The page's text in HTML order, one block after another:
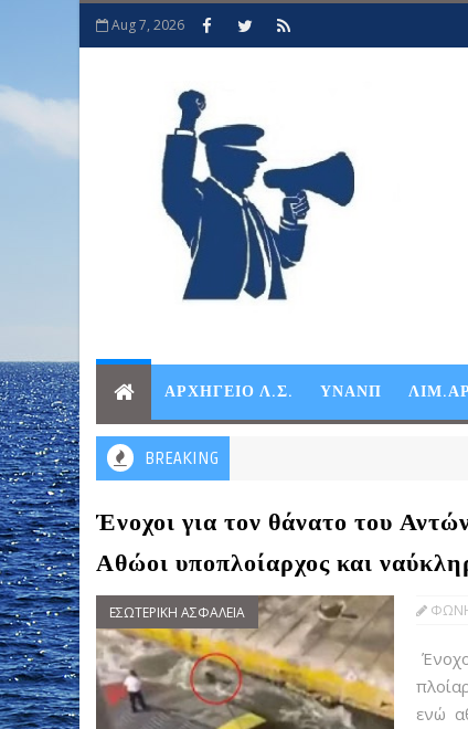
Aug 7, 2026
ΑΡΧΗΓΕΙΟ Λ.Σ. ΥΝΑΝΠ
BREAKING
Ένοχοι για τον θάνατο του
Αθώοι υποπλοίαρχος και
ΕΣΩΤΕΡΙΚΗ ΑΣΦΑΛΕΙΑ
ενώ